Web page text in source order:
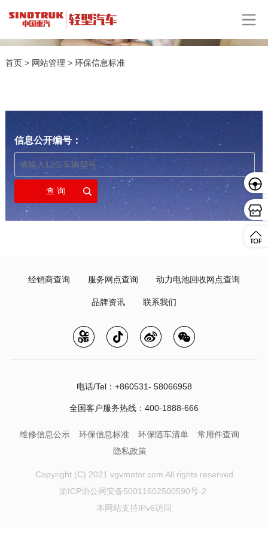
预约
贷款
首页> 网站管理 > 环保信息标准
信息公开编号：
经销商查询 服务网点查询 动力电池回收网点查询
品牌资讯 联系我们
电话/Tel：+860531- 58066958
全国客户服务热线：400-1888-666
维修信息公示 环保信息标准 环保随车清单
常用件查询
隐私政策
Copyright (C) 2021 vgvmotor.com All rights reserved
渝ICP渝公网安备50011602500590号-2
本网站支持IPv6访问